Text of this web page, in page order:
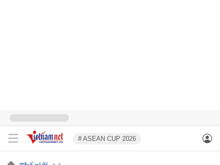
# ASEAN CUP 2026